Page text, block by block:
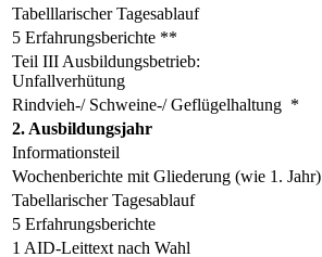
Tabelllarischer Tagesablauf
5 Erfahrungsberichte **
Teil III Ausbildungsbetrieb:
Unfallverhütung
Rindvieh-/ Schweine-/ Geflügelhaltung *
2. Ausbildungsjahr
Informationsteil
Wochenberichte mit Gliederung (wie 1. Jahr)
Tabellarischer Tagesablauf
5 Erfahrungsberichte
1 AID-Leittext nach Wahl